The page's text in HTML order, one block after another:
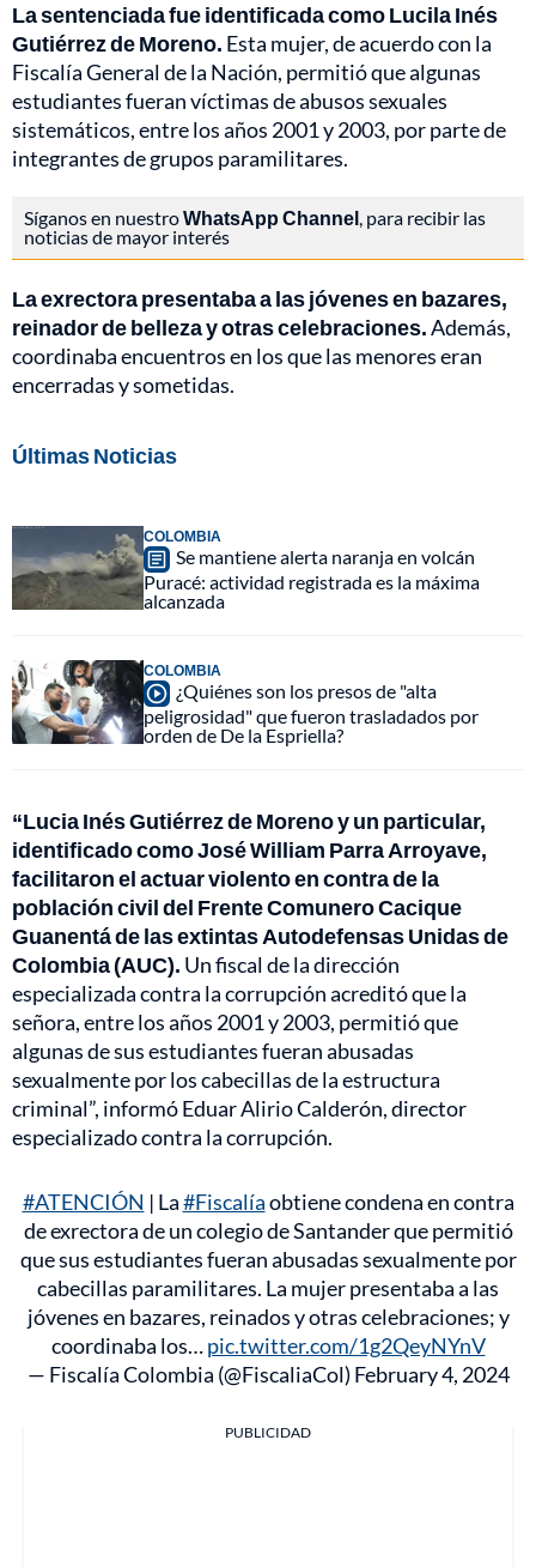
La sentenciada fue identificada como Lucila Inés
Gutiérrez de Moreno. Esta mujer, de acuerdo con la
Fiscalía General de la Nación, permitió que algunas
estudiantes fueran víctimas de abusos sexuales
sistemáticos, entre los años 2001 y 2003, por parte de
integrantes de grupos paramilitares.
Síganos en nuestroWhatsApp Channel, para recibir las
noticias de mayor interés
La exrectora presentaba a las jóvenes en bazares,
reinador de belleza y otras celebraciones.Además,
coordinaba encuentros en los que las menores eran
encerradas y sometidas.
Últimas Noticias
COLOMBIA
Se mantiene alerta naranja en volcán
Puracé: actividad registrada es la máxima
alcanzada
COLOMBIA
¿Quiénes son los presos de "alta
peligrosidad" que fueron trasladados por
orden de De la Espriella?
“Lucia Inés Gutiérrez de Moreno y un particular,
identificado como José William Parra Arroyave,
facilitaron el actuar violento en contra de la
población civil del Frente Comunero Cacique
Guanentá de las extintas Autodefensas Unidas de
Colombia (AUC). Un fiscal de la dirección
especializada contra la corrupción acreditó que la
señora, entre los años 2001 y 2003, permitió que
algunas de sus estudiantes fueran abusadas
sexualmente por los cabecillas de la estructura
criminal”, informó Eduar Alirio Calderón, director
especializado contra la corrupción.
#ATENCIÓN | La#Fiscalíaobtiene condena en contra
de exrectora de un colegio de Santander que permitió
que sus estudiantes fueran abusadas sexualmente por
cabecillas paramilitares. La mujer presentaba a las
jóvenes en bazares, reinados y otras celebraciones; y
coordinaba los…pic.twitter.com/1g2QeyNYnV
— Fiscalía Colombia (@FiscaliaCol) February 4, 2024
PUBLICIDAD